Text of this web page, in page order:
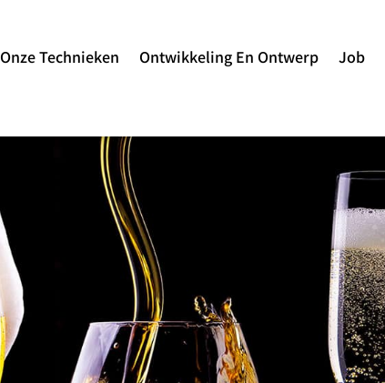
Onze Technieken Ontwikkeling En Ontwerp Job